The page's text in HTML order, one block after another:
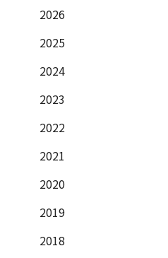
2026
2025
2024
2023
2022
2021
2020
2019
2018